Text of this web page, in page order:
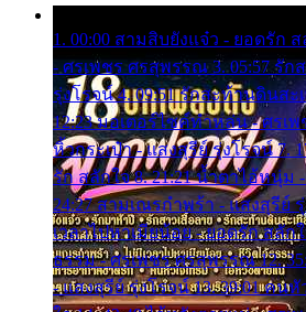
1. 00:00 สามสิบยังแจ๋ว - ยอดรัก
- ศรเพชร ศรสุพรรณ 3. 05:57 รัก
รุ่งโรจน์ 4. 09:51 รักสะท้านดินส
12:23 มอเตอร์ไซค์ทำหล่น - ศรเ
หิ้วกระเป๋า - แสงสุรีย์ รุ่งโรจน์ 7.
รัก สลักใจ 8. 21:21 น้ำตาไอ้หนุ่ม
24:27 สามเณรกำพร้า - แสงสุรีย์
เวลาไปหาเมียน้อย - ยอดรัก สลัก
ธรรม - ศรเพชร ศรสุพรรณ 12.
- แสงสุรีย์ รุ่งโรจน์ 13. 39:01 คน